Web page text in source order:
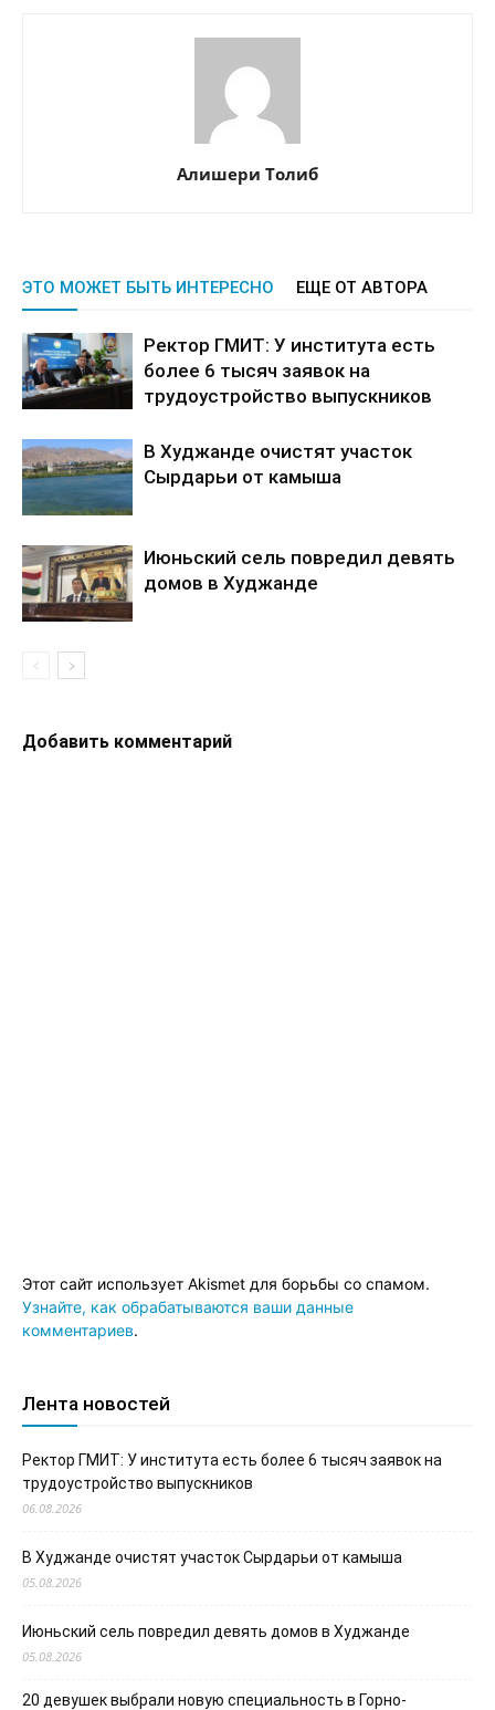
Алишери Толиб
ЭТО МОЖЕТ БЫТЬ ИНТЕРЕСНО ЕЩЕ ОТ АВТОРА
Ректор ГМИТ: У института есть
более 6 тысяч заявок на
трудоустройство выпускников
В Худжанде очистят участок
Сырдарьи от камыша
Июньский сель повредил девять
домов в Худжанде
Добавить комментарий
Этот сайт использует Akismet для борьбы со спамом.
Узнайте, как обрабатываются ваши данные
комментариев.
Лента новостей
Ректор ГМИТ: У института есть более 6 тысяч заявок на
трудоустройство выпускников
06.08.2026
В Худжанде очистят участок Сырдарьи от камыша
05.08.2026
Июньский сель повредил девять домов в Худжанде
05.08.2026
20 девушек выбрали новую специальность в Горно-